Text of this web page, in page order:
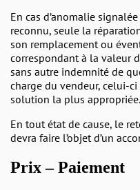
En cas d’anomalie
reconnu, seule la
son remplacement ou
correspondant à la valeur
sans autre indemnité de
charge du vendeur, celui-
solution la plus appropriée.
En tout état de cause, le
devra faire l’objet d’un
Prix – Paiement